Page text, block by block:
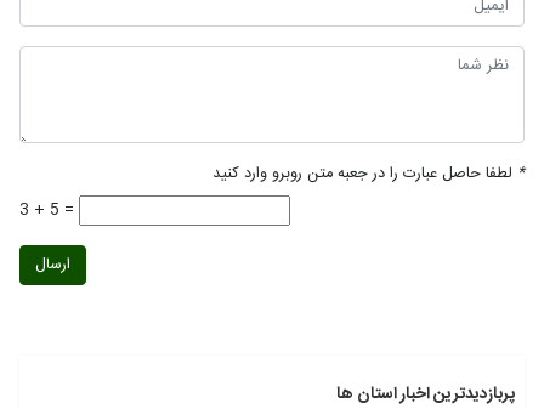
* لطفا حاصل عبارت را در جعبه متن روبرو وارد کنید
3 + 5 =
ارسال
پربازدیدترین اخبار استان ها